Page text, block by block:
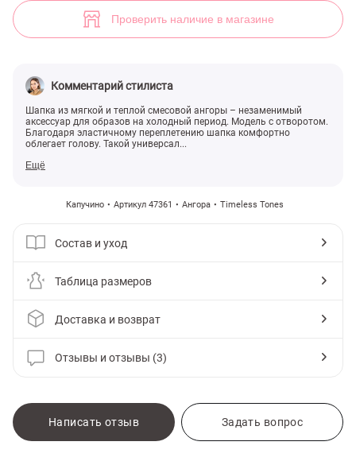
Проверить наличие в магазине
Комментарий стилиста
Шапка из мягкой и теплой смесовой ангоры – незаменимый
аксессуар для образов на холодный период. Модель с отворотом.
Благодаря эластичному переплетению шапка комфортно
облегает голову. Такой универсал...
Ещё
Капучино Артикул 47361 Ангора Timeless Tones
Состав и уход
Таблица размеров
Доставка и возврат
Отзывы и отзывы (3)
Написать отзыв Задать вопрос
Ангоровая шапка с отворотом в оттенке капучино (арт. 47361) ♡